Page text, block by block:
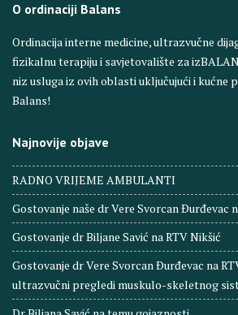
O ordinaciji Balans
Ordinacija interne medicine, ultrazvučne
fizikalnu terapiju i savjetovalište za
niz usluga iz ovih oblasti uključujući i kućne
Balans!
Najnovije objave
RADNO VRIJEME AMBULANTI
Gostovanje naše dr Vere Svorcan Ðurđevac
Gostovanje dr Biljane Savić na RTV Nikšić
Gostovanje dr Vere Svorcan Ðurđevac na
ultrazvučni pregledi muskulo-skeletnog